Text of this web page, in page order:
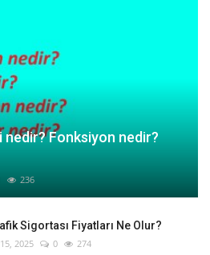
nedir? Fonksiyon nedir?
236
Sigortası Fiyatları Ne Olur?
2025 0 274